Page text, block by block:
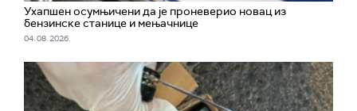
Ухапшен осумњичени да је проневерио новац из
бензинске станице и мењачнице
04. 08. 2026.